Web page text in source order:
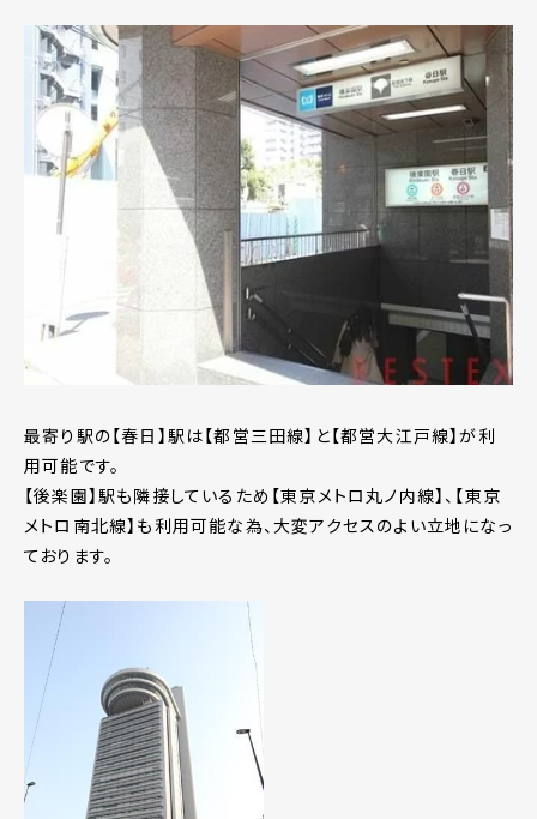
最寄り駅の【春日】駅は【都営三田線】と【都営大江戸線】が利
用可能です。
【後楽園】駅も隣接しているため【東京メトロ丸ノ内線】、【東京
メトロ南北線】も利用可能な為、大変アクセスのよい立地になっ
ております。